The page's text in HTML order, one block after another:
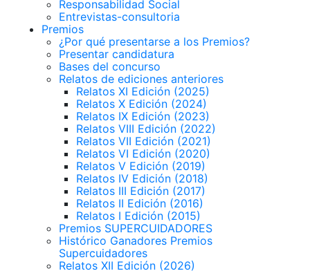
Responsabilidad Social
Entrevistas-consultoria
Premios
¿Por qué presentarse a los Premios?
Presentar candidatura
Bases del concurso
Relatos de ediciones anteriores
Relatos XI Edición (2025)
Relatos X Edición (2024)
Relatos IX Edición (2023)
Relatos VIII Edición (2022)
Relatos VII Edición (2021)
Relatos VI Edición (2020)
Relatos V Edición (2019)
Relatos IV Edición (2018)
Relatos III Edición (2017)
Relatos II Edición (2016)
Relatos I Edición (2015)
Premios SUPERCUIDADORES
Histórico Ganadores Premios
Supercuidadores
Relatos XII Edición (2026)